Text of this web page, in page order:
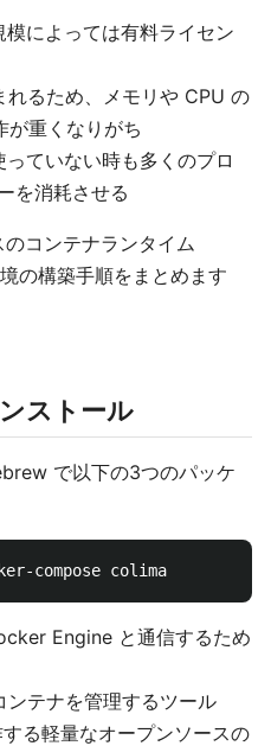
模によっては有料ライセン
れるため、メモリや CPU の
が重くなりがち
っていない時も多くのプロ
を消耗させる
コンテナランタイム
の構築手順をまとめます
ストール
で以下の3つのパッケ
Engine と通信するため
テナを管理するツール
る軽量なオープンソースの